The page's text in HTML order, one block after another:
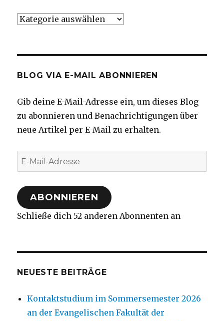
Kategorien
BLOG VIA E-MAIL ABONNIEREN
Gib deine E-Mail-Adresse ein, um dieses Blog
zu abonnieren und Benachrichtigungen über
neue Artikel per E-Mail zu erhalten.
E-
Mail-
Adresse
ABONNIEREN
Schließe dich 52 anderen Abonnenten an
NEUESTE BEITRÄGE
Kontaktstudium im Sommersemester 2026
an der Evangelischen Fakultät der